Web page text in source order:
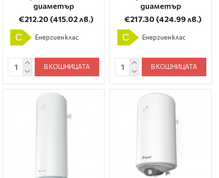
диаметър
€212.20 (415.02 лв.)
C Енергиен клас
В КОШНИЦАТА
диаметър
€217.30 (424.99 лв.)
C Енергиен клас
В КОШНИЦАТА